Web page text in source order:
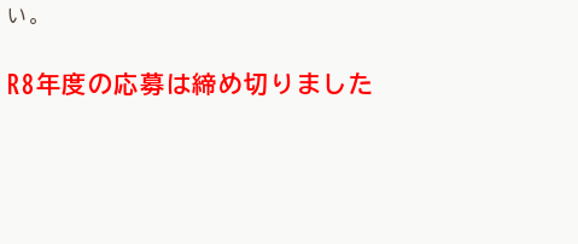
い。
R8年度の応募は締め切りました